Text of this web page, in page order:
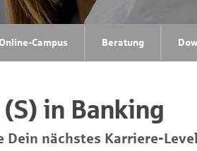
Online-Campus Beratung
in Banking
nächstes Karriere-